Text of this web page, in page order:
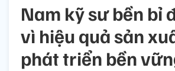
Nam kỹ sư bền bỉ
vì hiệu quả sản
phát triển bền